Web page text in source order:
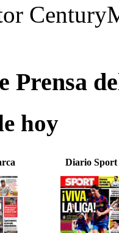
Prensa
hoy
Diario Sport